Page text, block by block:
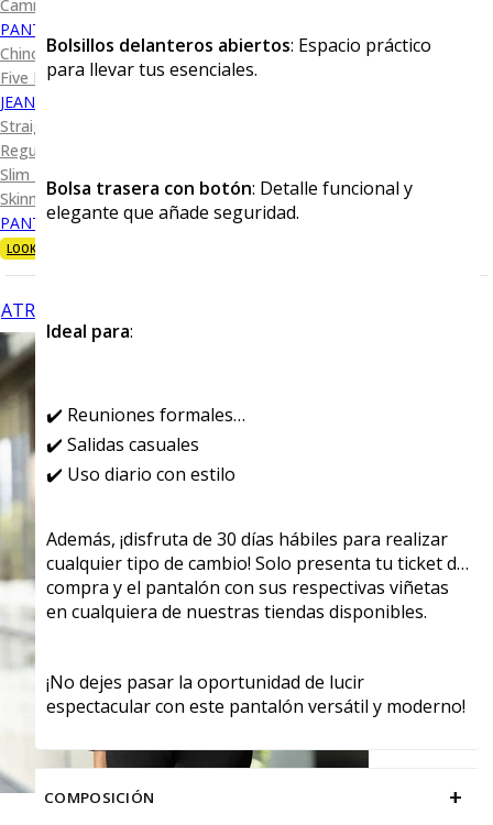
Camiseta Diseño
PANTALÓN CASUAL
Chino
Five Pocket
JEANS
Straight Fit
Regular Fit
Slim Fit
Skinny Fit
PANTALÓN DE VESTIR
LOOKS
ATRÁS
Bolsillos delanteros abiertos: Espacio práctico
para llevar tus esenciales.
Bolsa trasera con botón: Detalle funcional y
elegante que añade seguridad.
Ideal para:
✔️ Reuniones formales
✔️ Salidas casuales
✔️ Uso diario con estilo
Además, ¡disfruta de 30 días hábiles para realizar
cualquier tipo de cambio! Solo presenta tu ticket de
compra y el pantalón con sus respectivas viñetas
en cualquiera de nuestras tiendas disponibles.
¡No dejes pasar la oportunidad de lucir
espectacular con este pantalón versátil y moderno!
COMPOSICIÓN +